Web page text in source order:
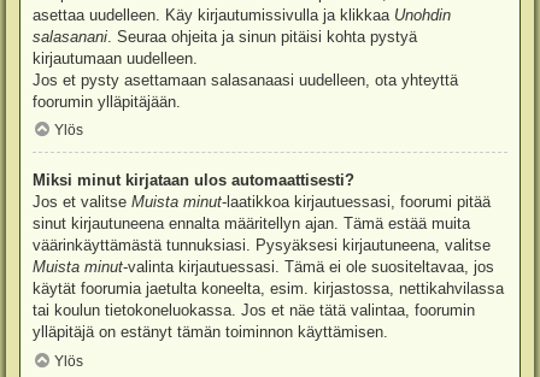
asettaa uudelleen. Käy kirjautumissivulla ja klikkaa Unohdin
salasanani . Seuraa ohjeita ja sinun pitäisi kohta pystyä
kirjautumaan uudelleen.
Jos et pysty asettamaan salasanaasi uudelleen, ota yhteyttä
foorumin ylläpitäjään.
Ylös
Miksi minut kirjataan ulos automaattisesti?
Jos et valitse Muista minut-laatikkoa kirjautuessasi, foorumi pitää
sinut kirjautuneena ennalta määritellyn ajan. Tämä estää muita
väärinkäyttämästä tunnuksiasi. Pysyäksesi kirjautuneena, valitse
Muista minut-valinta kirjautuessasi. Tämä ei ole suositeltavaa, jos
käytät foorumia jaetulta koneelta, esim. kirjastossa, nettikahvilassa
tai koulun tietokoneluokassa. Jos et näe tätä valintaa, foorumin
ylläpitäjä on estänyt tämän toiminnon käyttämisen.
Ylös